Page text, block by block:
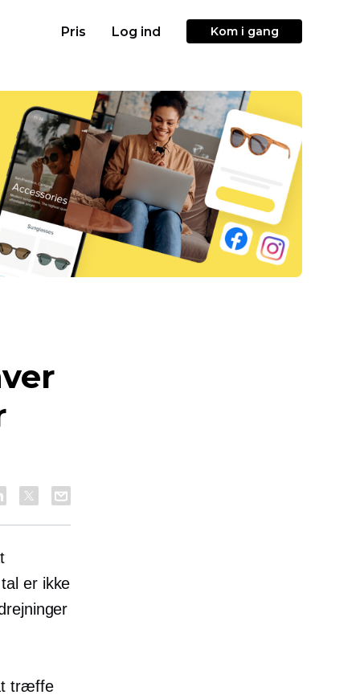
Pris Log ind Kom i gang
er ikke
træffe